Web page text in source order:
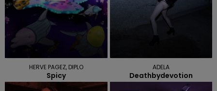
HERVE PAGEZ, DIPLO
Spicy
ADELA
Deathbydevotion